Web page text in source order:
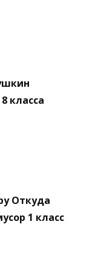
класса
Откуда
1 класс